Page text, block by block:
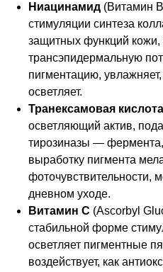
Ниацинамид (Витамин
стимуляции синтеза
защитных функций кожи,
трансэпидермальную
пигментацию,
осветляет.
Транексамовая кислота
осветляющий актив,
тирозиназы — фермента,
выработку пигмента
фоточувствительности,
дневном уходе.
Витамин С (Ascorbyl
стабильной форме
осветляет пигментные
воздействует, как